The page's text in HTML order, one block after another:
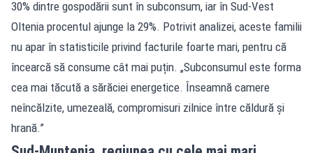
30% dintre gospodării sunt în subconsum, iar în Sud-Vest
Oltenia procentul ajunge la 29%. Potrivit analizei, aceste familii
nu apar în statisticile privind facturile foarte mari, pentru că
încearcă să consume cât mai puțin. „Subconsumul este forma
cea mai tăcută a sărăciei energetice. Înseamnă camere
neîncălzite, umezeală, compromisuri zilnice între căldură și
hrană.”